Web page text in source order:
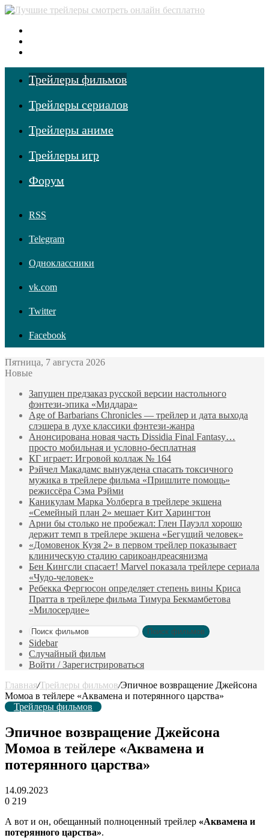
Трейлеры фильмов
Трейлеры сериалов
Трейлеры аниме
Трейлеры игр
Форум
RSS
Telegram
Одноклассники
vk.com
Twitter
Facebook
Пятница, 7 августа 2026
Новые
Запущен предзаказ русской версии настольного
фэнтези-эпика «Миддара»
Age of Barbarians Chronicles — трейлер и дата выхода
слэшера в духе классики фэнтези-жанра
Анонсирована новая часть Dissidia Final Fantasy…
просто мобильная и условно-бесплатная
КГ играет: Игровой коллаж № 164
Рэйчел Макадамс вынуждена спасать токсичного
мужика в трейлере фильма «Пришлите помощь»
режиссёра Сэма Рэйми
Каникулам Марка Уолберга в трейлере экшена
«Семейный план 2» мешает Кит Харингтон
Арни бы столько не пробежал: Глен Пауэлл хорошо
держит темп в трейлере экшена «Бегущий человек»
«Домовенок Кузя 2» в первом трейлер показывает
клиническую стадию сарикоандреасянизма
Бен Кингсли спасает! Marvel показала трейлере сериала
«Чудо-человек»
Ребекка Фергюсон определяет степень вины Криса
Пратта в трейлере фильма Тимура Бекмамбетова
«Милосердие»
Поиск фильмов
Sidebar
Случайный фильм
Войти / Зарегистрироваться
Главная/Трейлеры фильмов/Эпичное возвращение Джейсона
Момоа в тейлере «Аквамена и потерянного царства»
Трейлеры фильмов
Эпичное возвращение Джейсона
Момоа в тейлере «Аквамена и
потерянного царства»
14.09.2023
0 219
А вот и он, обещанный полноценный трейлер «Аквамена и
потерянного царства».